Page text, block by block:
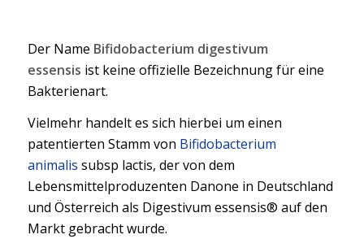
Der Name Bifidobacterium digestivum
essensis ist keine offizielle Bezeichnung für eine
Bakterienart.
Vielmehr handelt es sich hierbei um einen
patentierten Stamm von Bifidobacterium
animalis subsp lactis, der von dem
Lebensmittelproduzenten Danone in Deutschland
und Österreich als Digestivum essensis® auf den
Markt gebracht wurde.